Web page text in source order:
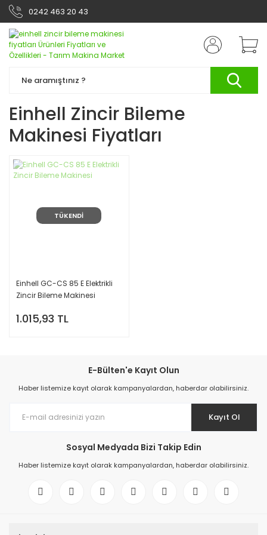
0242 463 20 43
Einhell Zincir Bileme
Makinesi Fiyatları
TÜKENDİ
Einhell GC-CS 85 E Elektrikli
Zincir Bileme Makinesi
1.015,93 TL
E-Bülten'e Kayıt Olun
Haber listemize kayıt olarak kampanyalardan, haberdar olabilirsiniz.
Kayıt Ol
Sosyal Medyada Bizi Takip Edin
Haber listemize kayıt olarak kampanyalardan, haberdar olabilirsiniz.